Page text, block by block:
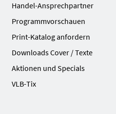
Handel-Ansprechpartner
Programmvorschauen
Print-Katalog anfordern
Downloads Cover / Texte
Aktionen und Specials
VLB-Tix